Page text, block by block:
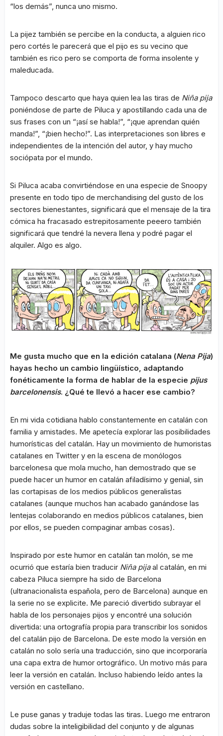
“los demás”, nunca uno mismo.
La pijez también se percibe en la conducta, a alguien rico
pero cortés le parecerá que el pijo es su vecino que
también es rico pero se comporta de forma insolente y
maleducada.
Tampoco descarto que haya quien lea las tiras de Niña pija
poniéndose de parte de Piluca y apostillando cada una de
sus frases con un “¡así se habla!”, “¡que aprendan quién
manda!”, “¡bien hecho!”. Las interpretaciones son libres e
independientes de la intención del autor, y hay mucho
sociópata por el mundo.
Si Piluca acaba convirtiéndose en una especie de Snoopy
presente en todo tipo de merchandising del gusto de los
sectores bienestantes, significará que el mensaje de la tira
cómica ha fracasado estrepitosamente peeero también
significará que tendré la nevera llena y podré pagar el
alquiler. Algo es algo.
Me gusta mucho que en la edición catalana (Nena Pija)
hayas hecho un cambio lingüístico, adaptando
fonéticamente la forma de hablar de la especie pijus
barcelonensis. ¿Qué te llevó a hacer ese cambio?
En mi vida cotidiana hablo constantemente en catalán con
familia y amistades. Me apetecía explorar las posibilidades
humorísticas del catalán. Hay un movimiento de humoristas
catalanes en Twitter y en la escena de monólogos
barcelonesa que mola mucho, han demostrado que se
puede hacer un humor en catalán afiladísimo y genial, sin
las cortapisas de los medios públicos generalistas
catalanes (aunque muchos han acabado ganándose las
lentejas colaborando en medios públicos catalanes, bien
por ellos, se pueden compaginar ambas cosas).
Inspirado por este humor en catalán tan molón, se me
ocurrió que estaría bien traducir Niña pijaal catalán, en mi
cabeza Piluca siempre ha sido de Barcelona
(ultranacionalista española, pero de Barcelona) aunque en
la serie no se explicite. Me pareció divertido subrayar el
habla de los personajes pijos y encontré una solución
divertida: una ortografía propia para transcribir los sonidos
del catalán pijo de Barcelona. De este modo la versión en
catalán no solo sería una traducción, sino que incorporaría
una capa extra de humor ortográfico. Un motivo más para
leer la versión en catalán. Incluso habiendo leído antes la
versión en castellano.
Le puse ganas y traduje todas las tiras. Luego me entraron
dudas sobre la inteligibilidad del conjunto y de algunas